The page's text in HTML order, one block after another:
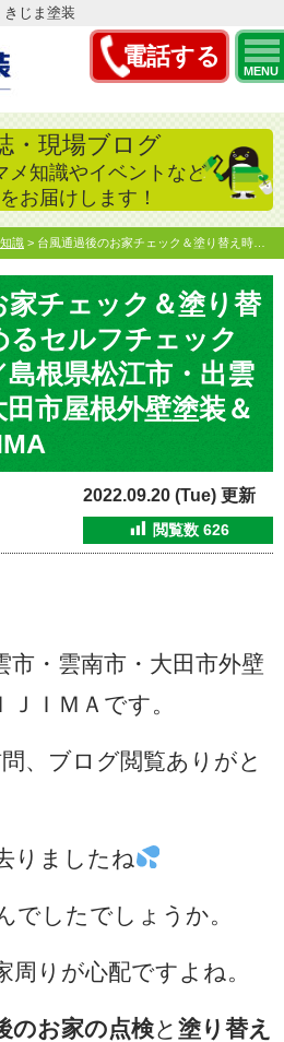
電話する
MENU
じま塗装
・現場ブログ
メ知識やイベントなど
お届けします！
識 > 台風通過後のお家チェック＆塗り替え時期を見極めるセルフチェ…
家チェック＆塗り替
るセルフチェック
根県松江市・出雲
市屋根外壁塗装＆
2022.09.20 (Tue) 更新
閲覧数 626
市・雲南市・大田市外壁
ＩＭＡです。
、ブログ閲覧ありがと
りましたね
でしたでしょうか。
周りが心配ですよね。
のお家の点検と 塗り替え